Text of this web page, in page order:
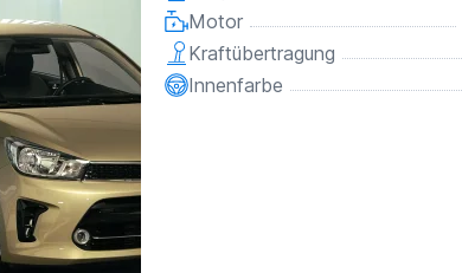
Motor
Kraftübertragung
Innenfarbe